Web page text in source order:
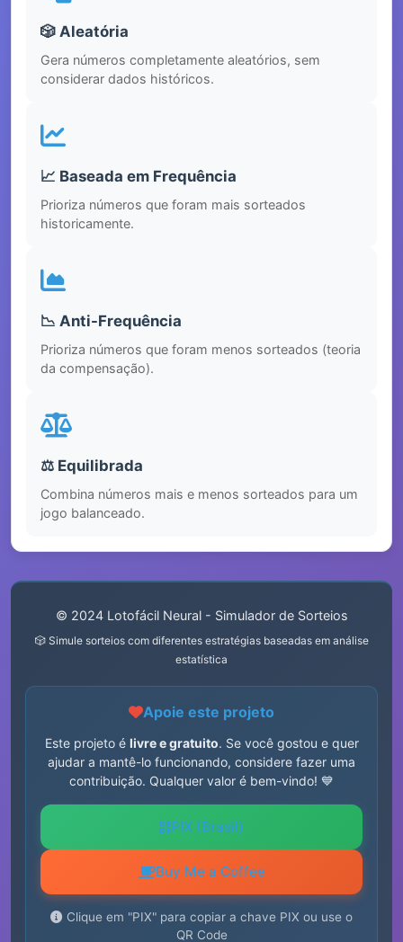
🎲 Aleatória
Gera números completamente aleatórios, sem
considerar dados históricos.
📈 Baseada em Frequência
Prioriza números que foram mais sorteados
historicamente.
📉 Anti-Frequência
Prioriza números que foram menos sorteados (teoria
da compensação).
⚖️ Equilibrada
Combina números mais e menos sorteados para um
jogo balanceado.
© 2024 Lotofácil Neural - Simulador de Sorteios
🎲 Simule sorteios com diferentes estratégias baseadas em análise
estatística
Apoie este projeto
Este projeto é livre e gratuito. Se você gostou e quer
ajudar a mantê-lo funcionando, considere fazer uma
contribuição. Qualquer valor é bem-vindo! 💙
PIX (Brasil)
Buy Me a Coffee
Clique em "PIX" para copiar a chave PIX ou use o
QR Code